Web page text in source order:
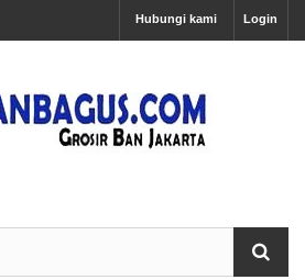
Login
Hubungi kami